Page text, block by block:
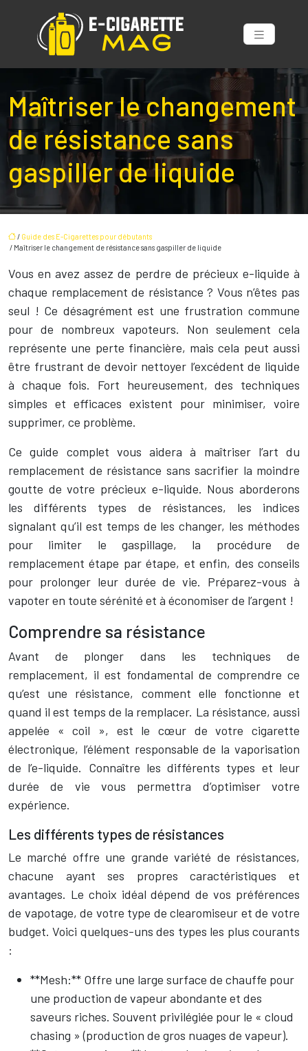
Maîtriser le changement
de résistance sans
gaspiller de liquide
/ Guide des E-Cigarettes pour débutants
/ Maîtriser le changement de résistance sans gaspiller de liquide
Vous en avez assez de perdre de précieux e-liquide à
chaque remplacement de résistance ? Vous n’êtes pas
seul ! Ce désagrément est une frustration commune
pour de nombreux vapoteurs. Non seulement cela
représente une perte financière, mais cela peut aussi
être frustrant de devoir nettoyer l’excédent de liquide
à chaque fois. Fort heureusement, des techniques
simples et efficaces existent pour minimiser, voire
supprimer, ce problème.
Ce guide complet vous aidera à maîtriser l’art du
remplacement de résistance sans sacrifier la moindre
goutte de votre précieux e-liquide. Nous aborderons
les différents types de résistances, les indices
signalant qu’il est temps de les changer, les méthodes
pour limiter le gaspillage, la procédure de
remplacement étape par étape, et enfin, des conseils
pour prolonger leur durée de vie. Préparez-vous à
vapoter en toute sérénité et à économiser de l’argent !
Comprendre sa résistance
Avant de plonger dans les techniques de
remplacement, il est fondamental de comprendre ce
qu’est une résistance, comment elle fonctionne et
quand il est temps de la remplacer. La résistance, aussi
appelée « coil », est le cœur de votre cigarette
électronique, l’élément responsable de la vaporisation
de l’e-liquide. Connaître les différents types et leur
durée de vie vous permettra d’optimiser votre
expérience.
Les différents types de résistances
Le marché offre une grande variété de résistances,
chacune ayant ses propres caractéristiques et
avantages. Le choix idéal dépend de vos préférences
de vapotage, de votre type de clearomiseur et de votre
budget. Voici quelques-uns des types les plus courants
:
**Mesh:** Offre une large surface de chauffe pour
une production de vapeur abondante et des
saveurs riches. Souvent privilégiée pour le « cloud
chasing » (production de gros nuages de vapeur).